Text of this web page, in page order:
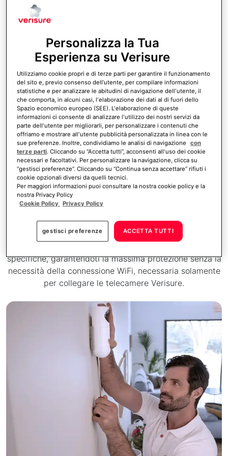
Operativa Verisure
Le Guardie Giurate, che presiedono la
verificano in tempo reale l’effettività del
pericolo tramite ascolto audio e controllo di
immagini e video. Questo processo permette
diridurre i falsi allarmi fino al 99,8%.
Installazionerapida e senza
fili, anche senza WIFI
L’installazione dell’allarme Verisure avviene in base a un
progetto personalizzato, definito durante un sopralluogo
gratuito effettuato dai nostri Esperti di Sicurezza. Ogni
specifiche, garantendoti la massima protezione senza la
necessità della connessione WiFi, necessaria solamente
per collegare le telecamere Verisure.
nostra Privacy Policy
Cookie Policy
gestisci preferenze ACCETTA TUTTI